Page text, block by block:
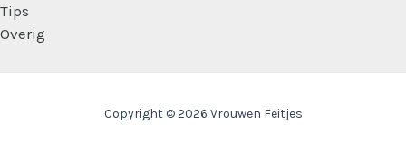
Tips
Overig
Copyright © 2026 Vrouwen Feitjes